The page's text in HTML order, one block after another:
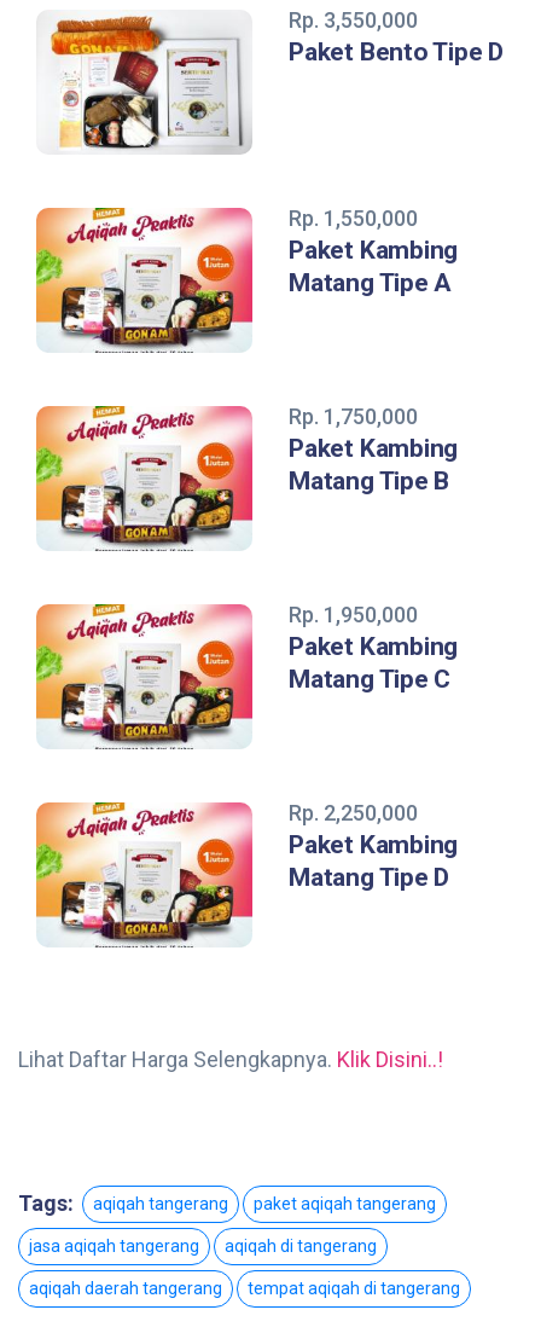
Rp. 3,550,000
Paket Bento Tipe D
Rp. 1,550,000
Paket Kambing
Matang Tipe A
Rp. 1,750,000
Paket Kambing
Matang Tipe B
Rp. 1,950,000
Paket Kambing
Matang Tipe C
Rp. 2,250,000
Paket Kambing
Matang Tipe D
Lihat Daftar Harga Selengkapnya. Klik Disini..!
Tags: aqiqah tangerang paket aqiqah tangerang
jasa aqiqah tangerang aqiqah di tangerang
aqiqah daerah tangerang tempat aqiqah di tangerang